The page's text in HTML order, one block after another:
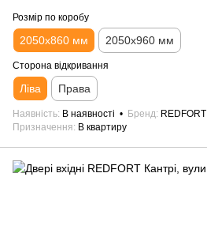
Розмір по коробу
2050х860 мм 2050х960 мм
Сторона відкривання
Ліва Права
Наявність В наявності Бренд REDFORT
Призначення
В квартиру